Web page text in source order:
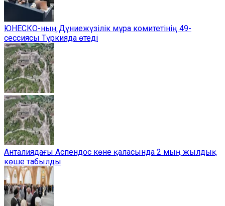
ЮНЕСКО-ның Дүниежүзілік мұра комитетінің 49-
сессиясы Түркияда өтеді
Анталиядағы Аспендос көне қаласында 2 мың жылдық
көше табылды